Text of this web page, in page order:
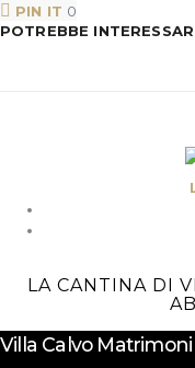
PIN IT 0
POTREBBE
LA CANTINA DI
Villa Calvo